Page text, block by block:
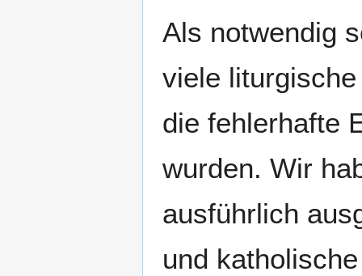
Als notwendig
viele
die fehlerhafte
wurden. Wir
ausführlich
und